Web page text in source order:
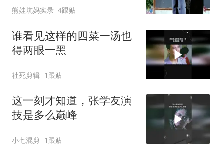
熊娃坑妈实录 4跟贴
谁看见这样的四菜一汤也
得两眼一黑
社死剪辑 1跟贴
这一刻才知道，张学友演
技是多么巅峰
小七混剪 1跟贴